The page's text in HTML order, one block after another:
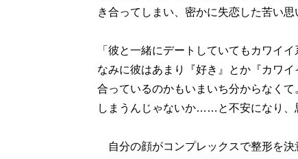
き合ってしまい、密かに失恋した苦い思
「彼と一緒にデートしていてもカワイ
なみに彼はあまり『好き』とか『カワ
合っているのかもいまいち分からなく
しまうんじゃないか……と不安になり、
自分の顔がコンプレックスで整形を決